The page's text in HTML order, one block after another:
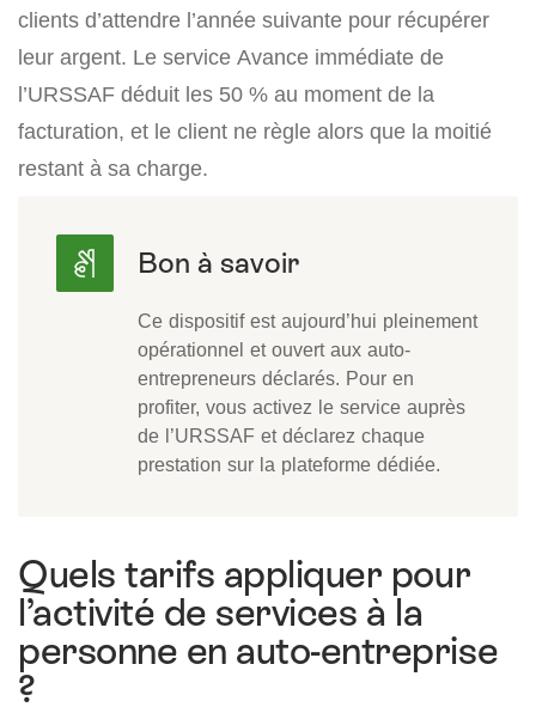
clients d’attendre l’année suivante pour récupérer
leur argent. Le service Avance immédiate de
l’URSSAF déduit les 50 % au moment de la
facturation, et le client ne règle alors que la moitié
restant à sa charge.
Ce dispositif est aujourd’hui pleinement
opérationnel et ouvert aux auto-
entrepreneurs déclarés. Pour en
profiter, vous activez le service auprès
de l’URSSAF et déclarez chaque
prestation sur la plateforme dédiée.
Quels tarifs appliquer pour
l’activité de services à la
personne en auto-entreprise
?